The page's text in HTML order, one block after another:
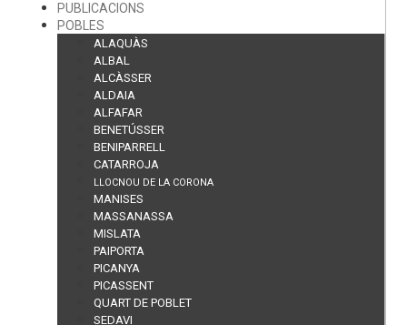
PUBLICACIONS
POBLES
ALAQUÀS
ALBAL
ALCÀSSER
ALDAIA
ALFAFAR
BENETÚSSER
BENIPARRELL
CATARROJA
LLOCNOU DE LA CORONA
MANISES
MASSANASSA
MISLATA
PAIPORTA
PICANYA
PICASSENT
QUART DE POBLET
SEDAVI